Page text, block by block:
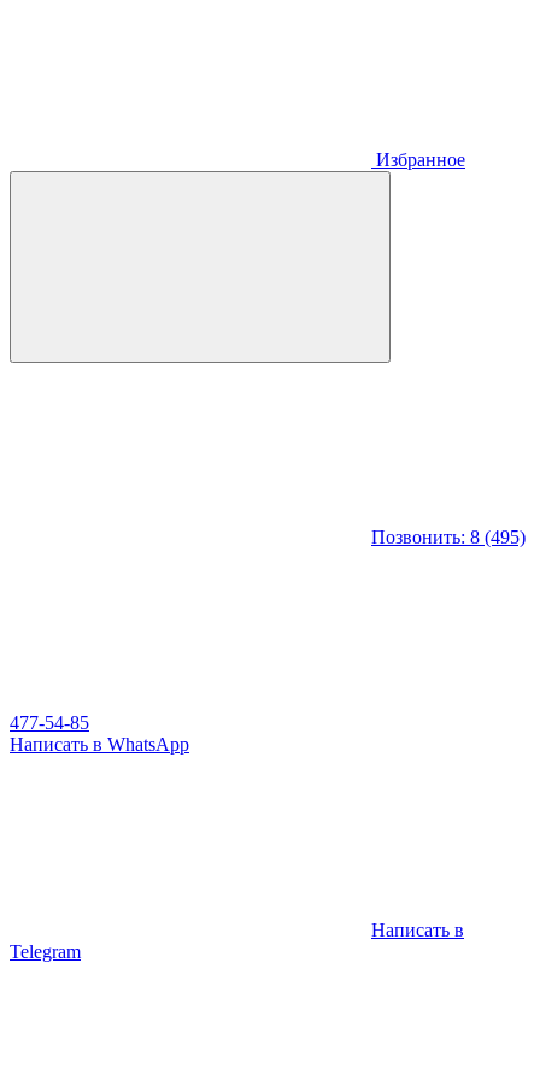
Избранное
Позвонить: 8 (495)
477-54-85
Написать в WhatsApp
Написать в
Telegram